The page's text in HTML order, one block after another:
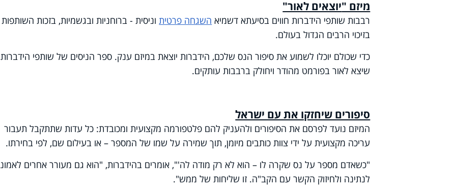
מיזם "יוצאים לאור"
רבבות שותפי הידברות חווים בסיעתא דשמיא השגחה פרטיתוניסית - ברוחניות ובגשמיות, בזכות השותפות
בזיכוי הרבים הגדול בעולם.
כדי שכולם יוכלו לשמוע את סיפור הנס שלכם, הידברות יוצאת במיזם ענק. ספר הניסים של שותפי
שיצא לאור בפורמט מהודר ויחולק ברבבות עותקים.
סיפורים שיחזקו את עם ישראל
המיזם נועד לפרסם את הסיפורים ולהעניק להם פלטפורמה מקצועית ומכובדת: כל עדות שתתקבל תעבור
עריכה מקצועית על ידי צוות כותבים מיומן, תוך שמירה על שמו של המספר – או בעילום שם, לפי בחירתו.
"כשאדם מספר על נס שקרה לו – הוא לא רק מודה לה'", אומרים בהידברות, "הוא גם מעורר אחרים
לנתינה ולחיזוק הקשר עם הקב"ה. זו שליחות של ממש".